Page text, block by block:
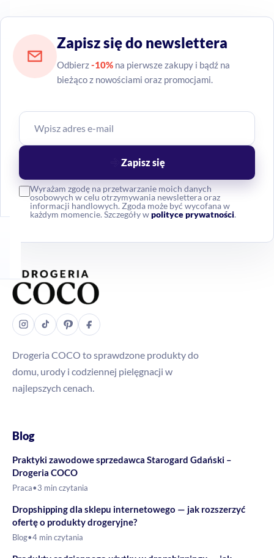
Zapisz się do newslettera
Odbierz-10% na pierwsze zakupy i bądź na
bieżąco z nowościami oraz promocjami.
Wyrażam zgodę na przetwarzanie moich danych
osobowych w celu otrzymywania newslettera oraz
informacji handlowych. Zgoda może być wycofana w
każdym momencie. Szczegóły wpolityce prywatności.
Zapisz się
Drogeria COCO to sprawdzone produkty do
domu, urody i codziennej pielęgnacji w
najlepszych cenach.
Blog
Praktyki zawodowe sprzedawca Starogard Gdański –
Drogeria COCO
Praca•3 min czytania
Dropshipping dla sklepu internetowego — jak rozszerzyć
ofertę o produkty drogeryjne?
Blog•4 min czytania